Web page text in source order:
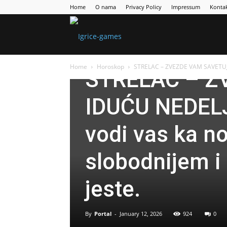
Home O nama Privacy Policy Impressum
Home Horoskop STRELAC – ZVEZDE VAM
Horoskop
STRELAC –
IDUĆU
vodi vas ka
slobodnijem
jeste.
By Portal - January 12, 2026 924 0